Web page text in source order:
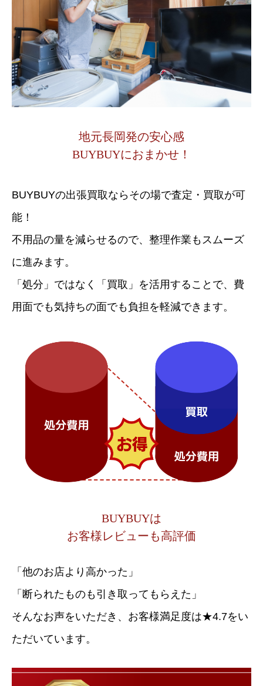
地元長岡発の安心感
BUYBUYにおまかせ！
BUYBUYの出張買取ならその場で査定・買取が可
能！
不用品の量を減らせるので、整理作業もスムーズ
に進みます。
「処分」ではなく「買取」を活用することで、費
用面でも気持ちの面でも負担を軽減できます。
BUYBUYは
お客様レビューも高評価
「他のお店より高かった」
「断られたものも引き取ってもらえた」
そんなお声をいただき、お客様満足度は★4.7をい
ただいています。